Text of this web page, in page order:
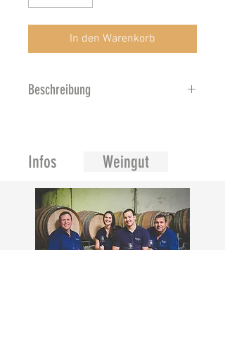
In den Warenkorb
Beschreibung
offenbart eine schöne Komplexität,
reife weiße Früchte wie Pfirsiche
oder Mirabelle und zarte Düfte von
weißen Blumen wie Akazie und
Limette erscheinen sowie
Mineralität. Der Mund ist
vollmundig, weich, ohne Schwere.
Infos Weingut